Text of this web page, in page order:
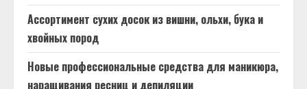
Ассортимент сухих досок из вишни, ольхи, бука и
хвойных пород
Новые профессиональные средства для маникюра,
наращивания ресниц и депиляции